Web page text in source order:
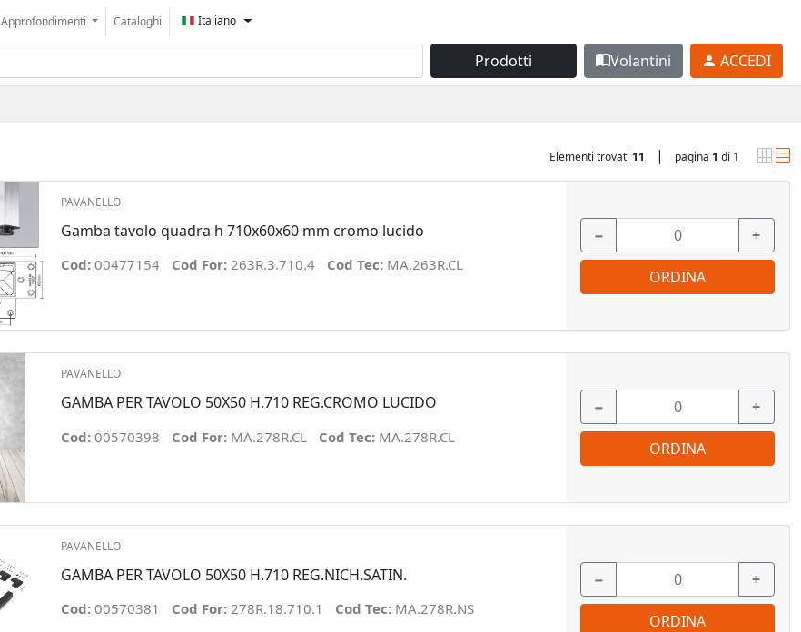
Approfondimenti Cataloghi Italiano
Prodotti Volantini ACCEDI
Elementi trovati 11 | pagina 1 di 1
PAVANELLO
Gamba tavolo quadra h 710x60x60 mm cromo lucido
Cod: 00477154 Cod For: 263R.3.710.4 Cod Tec: MA.263R.CL
− +
ORDINA
PAVANELLO
GAMBA PER TAVOLO 50X50 H.710 REG.CROMO LUCIDO
Cod: 00570398 Cod For: MA.278R.CL Cod Tec: MA.278R.CL
− +
ORDINA
PAVANELLO
GAMBA PER TAVOLO 50X50 H.710 REG.NICH.SATIN.
Cod: 00570381 Cod For: 278R.18.710.1 Cod Tec: MA.278R.NS
− +
ORDINA